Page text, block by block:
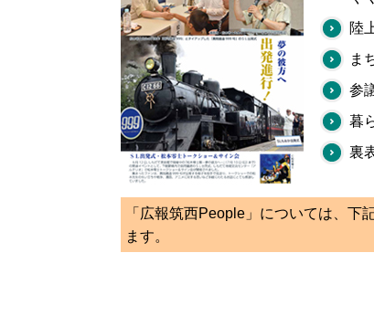
陸
ま
参
暮
裏
「広報筑西People」については、
ます。